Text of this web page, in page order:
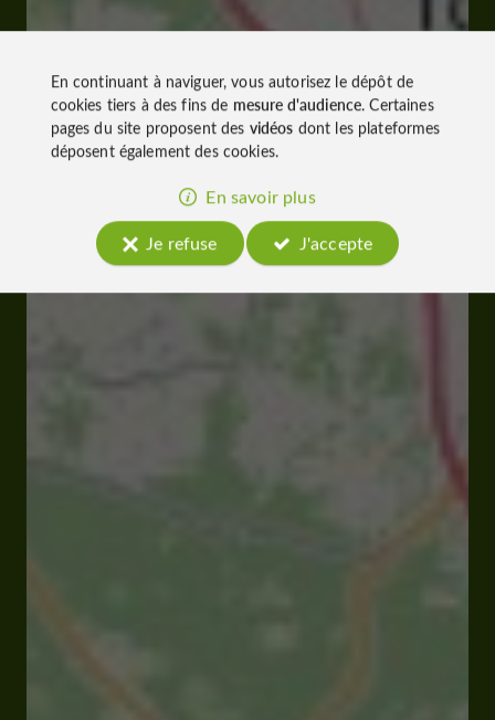
En continuant à naviguer, vous autorisez le dépôt de
cookies tiers à des fins de mesure d'audience. Certaines
pages du site proposent des vidéos dont les plateformes
déposent également des cookies.
En savoir plus
Je refuse
J'accepte